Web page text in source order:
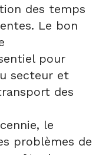
des temps
Le bon
pour
secteur et
des
le
problèmes de